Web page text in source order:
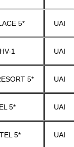
5* UAI
1 UAI
5* UAI
5* UAI
5* UAI